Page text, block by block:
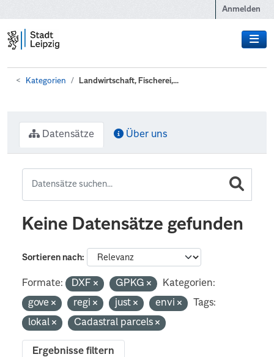
Anmelden
Kategorien Landwirtschaft, Fischerei,...
Datensätze Über uns
Keine Datensätze gefunden
Sortieren nach
Formate: DXF GPKG
Kategorien:
gove
regi just envi
Tags:
lokal
Cadastral parcels
Ergebnisse filtern